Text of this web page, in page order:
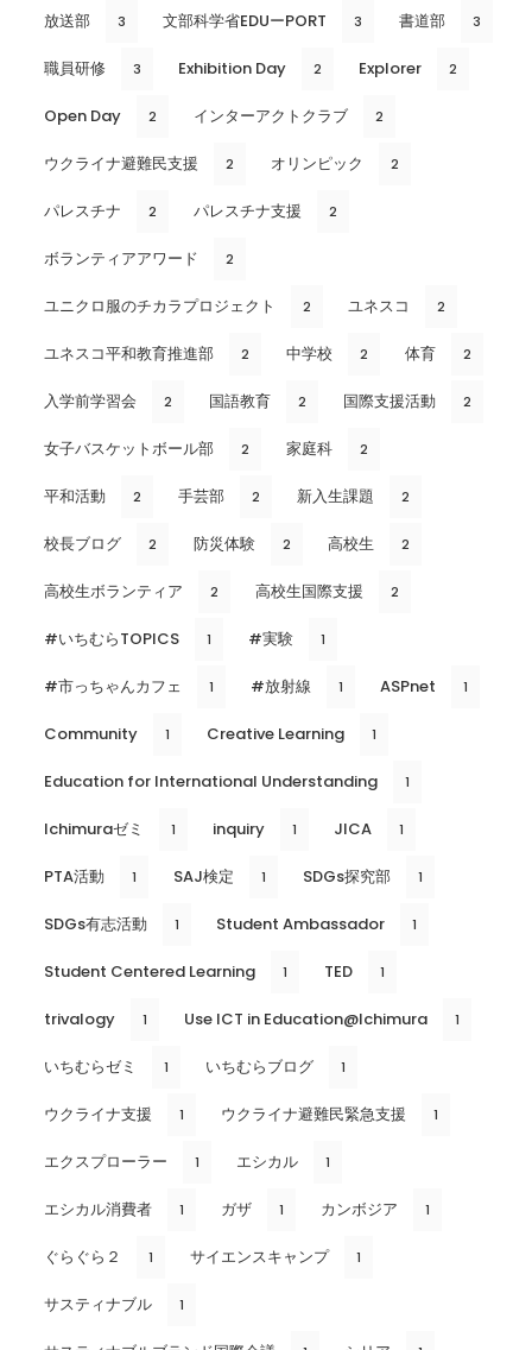
放送部 3 文部科学省EDUーPORT 3 書道部 3
職員研修 3 Exhibition Day 2 Explorer 2
Open Day 2 インターアクトクラブ 2
ウクライナ避難民支援 2 オリンピック 2
パレスチナ 2 パレスチナ支援 2
ボランティアアワード 2
ユニクロ服のチカラプロジェクト 2 ユネスコ 2
ユネスコ平和教育推進部 2 中学校 2 体育 2
入学前学習会 2 国語教育 2 国際支援活動 2
女子バスケットボール部 2 家庭科 2
平和活動 2 手芸部 2 新入生課題 2
校長ブログ 2 防災体験 2 高校生 2
高校生ボランティア 2 高校生国際支援 2
#いちむらTOPICS 1 #実験 1
#市っちゃんカフェ 1 #放射線 1 ASPnet 1
Community 1 Creative Learning 1
Education for International Understanding 1
Ichimuraゼミ 1 inquiry 1 JICA 1
PTA活動 1 SAJ検定 1 SDGs探究部 1
SDGs有志活動 1 Student Ambassador 1
Student Centered Learning 1 TED 1
trivalogy 1 Use ICT in Education@Ichimura 1
いちむらゼミ 1 いちむらブログ 1
ウクライナ支援 1 ウクライナ避難民緊急支援 1
エクスプローラー 1 エシカル 1
エシカル消費者 1 ガザ 1 カンボジア 1
ぐらぐら２ 1 サイエンスキャンプ 1
サスティナブル 1